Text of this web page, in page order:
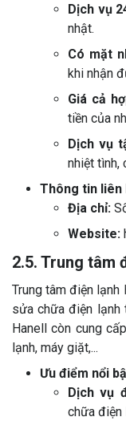
Dịch vụ
nhật.
Có mặt
khi nhận
Giá cả
tiền của
Dịch vụ
nhiệt tình,
Thông tin liên
Địa chỉ:
Website:
2.5. Trung tâm
Trung tâm điện
sửa chữa điện lạnh
Hanell còn cung
lạnh, máy giặt,...
Ưu điểm nổi
Dịch vụ
chữa điện